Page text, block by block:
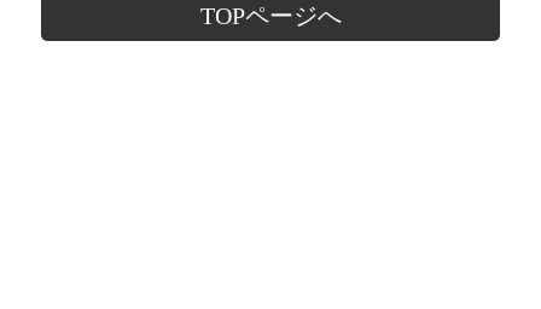
TOPページへ